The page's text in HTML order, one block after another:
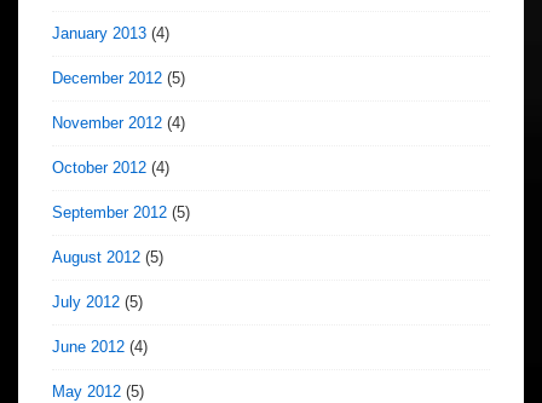
January 2013 (4)
December 2012 (5)
November 2012 (4)
October 2012 (4)
September 2012 (5)
August 2012 (5)
July 2012 (5)
June 2012 (4)
May 2012 (5)